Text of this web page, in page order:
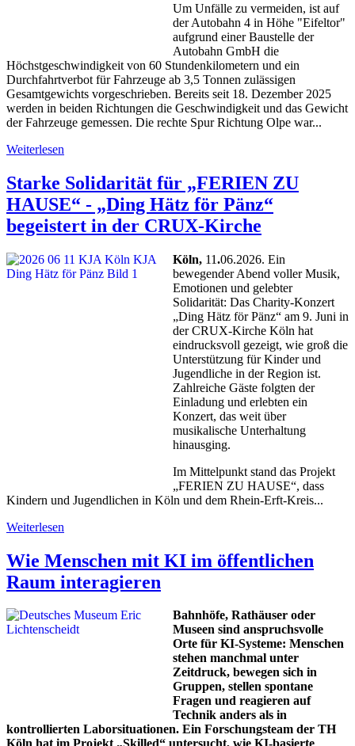
Um Unfälle zu vermeiden, ist auf
der Autobahn 4 in Höhe "Eifeltor"
aufgrund einer Baustelle der
Autobahn GmbH die
Höchstgeschwindigkeit von 60 Stundenkilometern und ein
Durchfahrtverbot für Fahrzeuge ab 3,5 Tonnen zulässigen
Gesamtgewichts vorgeschrieben. Bereits seit 18. Dezember 2025
werden in beiden Richtungen die Geschwindigkeit und das Gewicht
der Fahrzeuge gemessen. Die rechte Spur Richtung Olpe war...
Weiterlesen
Starke Solidarität für „FERIEN ZU
HAUSE“ - „Ding Hätz för Pänz“
begeistert in der CRUX-Kirche
Köln, 11.06.2026. Ein
bewegender Abend voller Musik,
Emotionen und gelebter
Solidarität: Das Charity-Konzert
„Ding Hätz för Pänz“ am 9. Juni in
der CRUX-Kirche Köln hat
eindrucksvoll gezeigt, wie groß die
Unterstützung für Kinder und
Jugendliche in der Region ist.
Zahlreiche Gäste folgten der
Einladung und erlebten ein
Konzert, das weit über
musikalische Unterhaltung
hinausging.
Im Mittelpunkt stand das Projekt
„FERIEN ZU HAUSE“, dass
Kindern und Jugendlichen in Köln und dem Rhein-Erft-Kreis...
Weiterlesen
Wie Menschen mit KI im öffentlichen
Raum interagieren
Bahnhöfe, Rathäuser oder
Museen sind anspruchsvolle
Orte für KI-Systeme: Menschen
stehen manchmal unter
Zeitdruck, bewegen sich in
Gruppen, stellen spontane
Fragen und reagieren auf
Technik anders als in
kontrollierten Laborsituationen. Ein Forschungsteam der TH